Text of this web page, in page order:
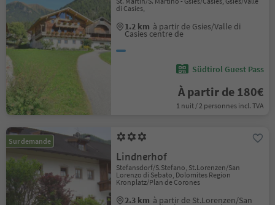
di Casies,
1.2 km à partir de Gsies/Valle di
Casies centre de
Südtirol Guest Pass
À partir de 180€
1 nuit / 2 personnes incl. TVA
Sur demande
Lindnerhof
Stefansdorf/S.Stefano, St.Lorenzen/San
Lorenzo di Sebato, Dolomites Region
Kronplatz/Plan de Corones
2.3 km à partir de St.Lorenzen/San